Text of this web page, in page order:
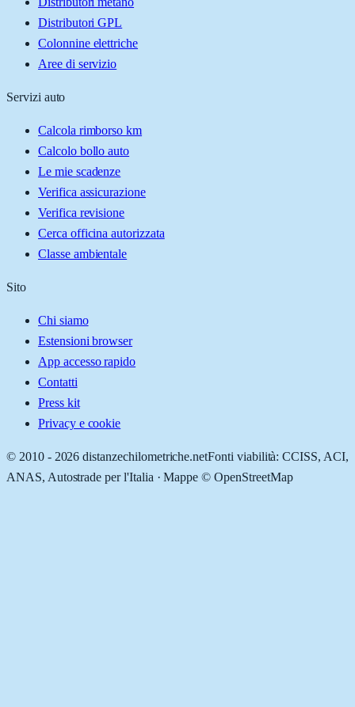
Distributori GPL
Colonnine elettriche
Aree di servizio
Servizi auto
Calcola rimborso km
Calcolo bollo auto
Le mie scadenze
Verifica assicurazione
Verifica revisione
Cerca officina autorizzata
Classe ambientale
Sito
Chi siamo
Estensioni browser
App accesso rapido
Contatti
Press kit
Privacy e cookie
© 2010 - 2026 distanzechilometriche.netFonti viabilità: CCISS, ACI,
ANAS, Autostrade per l'Italia · Mappe © OpenStreetMap